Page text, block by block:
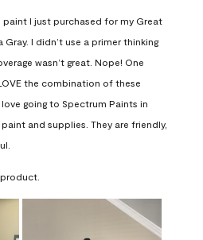
I just purchased for my Great
Gray. I didn’t use a primer thinking
wasn’t great. Nope! One
the combination of these
going to Spectrum Paints in
and supplies. They are friendly,